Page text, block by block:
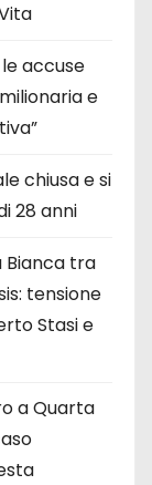
accuse
e
chiusa e si
28 anni
Bianca tra
tensione
Stasi e
a Quarta